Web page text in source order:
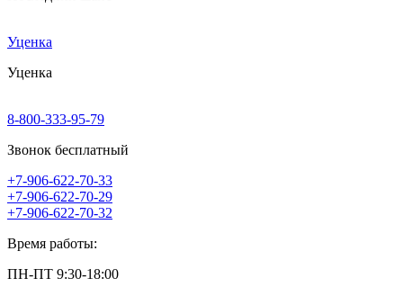
Уценка
Уценка
8-800-333-95-79
Звонок бесплатный
+7-906-622-70-33
+7-906-622-70-29
+7-906-622-70-32
Время работы:
ПН-ПТ 9:30-18:00